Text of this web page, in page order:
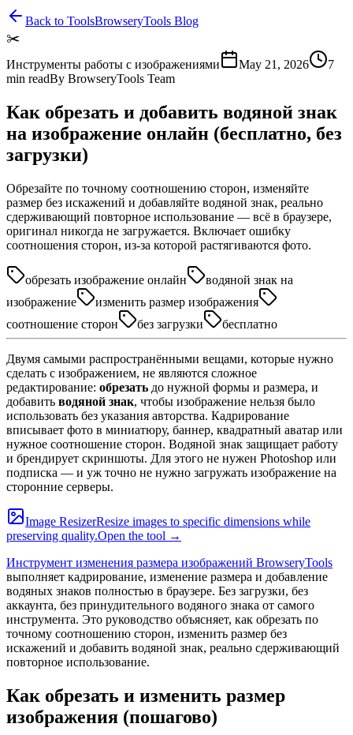
Back to ToolsBrowseryTools Blog
✂️
Инструменты работы с изображениями
May 21, 2026
7
min readBy BrowseryTools Team
Как обрезать и добавить водяной знак
на изображение онлайн (бесплатно, без
загрузки)
Обрезайте по точному соотношению сторон, изменяйте
размер без искажений и добавляйте водяной знак, реально
сдерживающий повторное использование — всё в браузере,
оригинал никогда не загружается. Включает ошибку
соотношения сторон, из-за которой растягиваются фото.
обрезать изображение онлайн
водяной знак на
изображение
изменить размер изображения
соотношение сторон
без загрузки бесплатно
Двумя самыми распространёнными вещами, которые нужно
сделать с изображением, не являются сложное
редактирование: обрезать до нужной формы и размера, и
добавить водяной знак, чтобы изображение нельзя было
использовать без указания авторства. Кадрирование
вписывает фото в миниатюру, баннер, квадратный аватар или
нужное соотношение сторон. Водяной знак защищает работу
и брендирует скриншоты. Для этого не нужен Photoshop или
подписка — и уж точно не нужно загружать изображение на
сторонние серверы.
Image ResizerResize images to specific dimensions while
preserving quality.Open the tool →
Инструмент изменения размера изображений BrowseryTools
выполняет кадрирование, изменение размера и добавление
водяных знаков полностью в браузере. Без загрузки, без
аккаунта, без принудительного водяного знака от самого
инструмента. Это руководство объясняет, как обрезать по
точному соотношению сторон, изменить размер без
искажений и добавить водяной знак, реально сдерживающий
повторное использование.
Как обрезать и изменить размер
изображения (пошагово)